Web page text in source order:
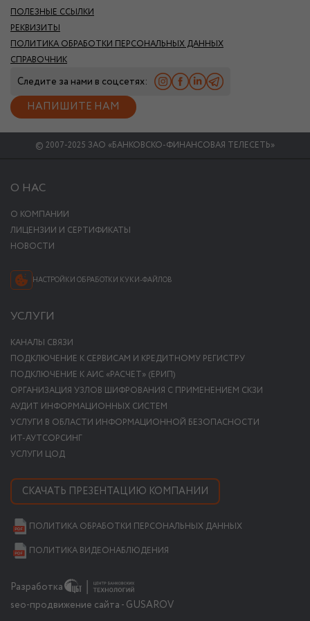
ПОЛЕЗНЫЕ ССЫЛКИ
РЕКВИЗИТЫ
ПОЛИТИКА ОБРАБОТКИ ПЕРСОНАЛЬНЫХ ДАННЫХ
СПРАВОЧНИК
Следите за нами в соцсетях:
НАПИШИТЕ НАМ
© 2007-2025 ЗАО «БАНКОВСКО-ФИНАНСОВАЯ ТЕЛЕСЕТЬ»
О НАС
О КОМПАНИИ
ЛИЦЕНЗИИ И СЕРТИФИКАТЫ
НОВОСТИ
НАСТРОЙКИ ОБРАБОТКИ КУКИ-ФАЙЛОВ
УСЛУГИ
КАНАЛЫ СВЯЗИ
ПОДКЛЮЧЕНИЕ К СЕРВИСАМ И КРЕДИТНОМУ РЕГИСТРУ
ПОДКЛЮЧЕНИЕ К АИС «РАСЧЕТ» (ЕРИП)
ОРГАНИЗАЦИЯ УЗЛОВ ШИФРОВАНИЯ С ПРИМЕНЕНИЕМ СКЗИ
АУДИТ ИНФОРМАЦИОННЫХ СИСТЕМ
УСЛУГИ В ОБЛАСТИ ИНФОРМАЦИОННОЙ БЕЗОПАСНОСТИ
ИТ-АУТСОРСИНГ
УСЛУГИ ЦОД
СКАЧАТЬ ПРЕЗЕНТАЦИЮ КОМПАНИИ
ПОЛИТИКА ОБРАБОТКИ ПЕРСОНАЛЬНЫХ ДАННЫХ
ПОЛИТИКА ВИДЕОНАБЛЮДЕНИЯ
Разработка
seo-продвижение сайта - GUSAROV